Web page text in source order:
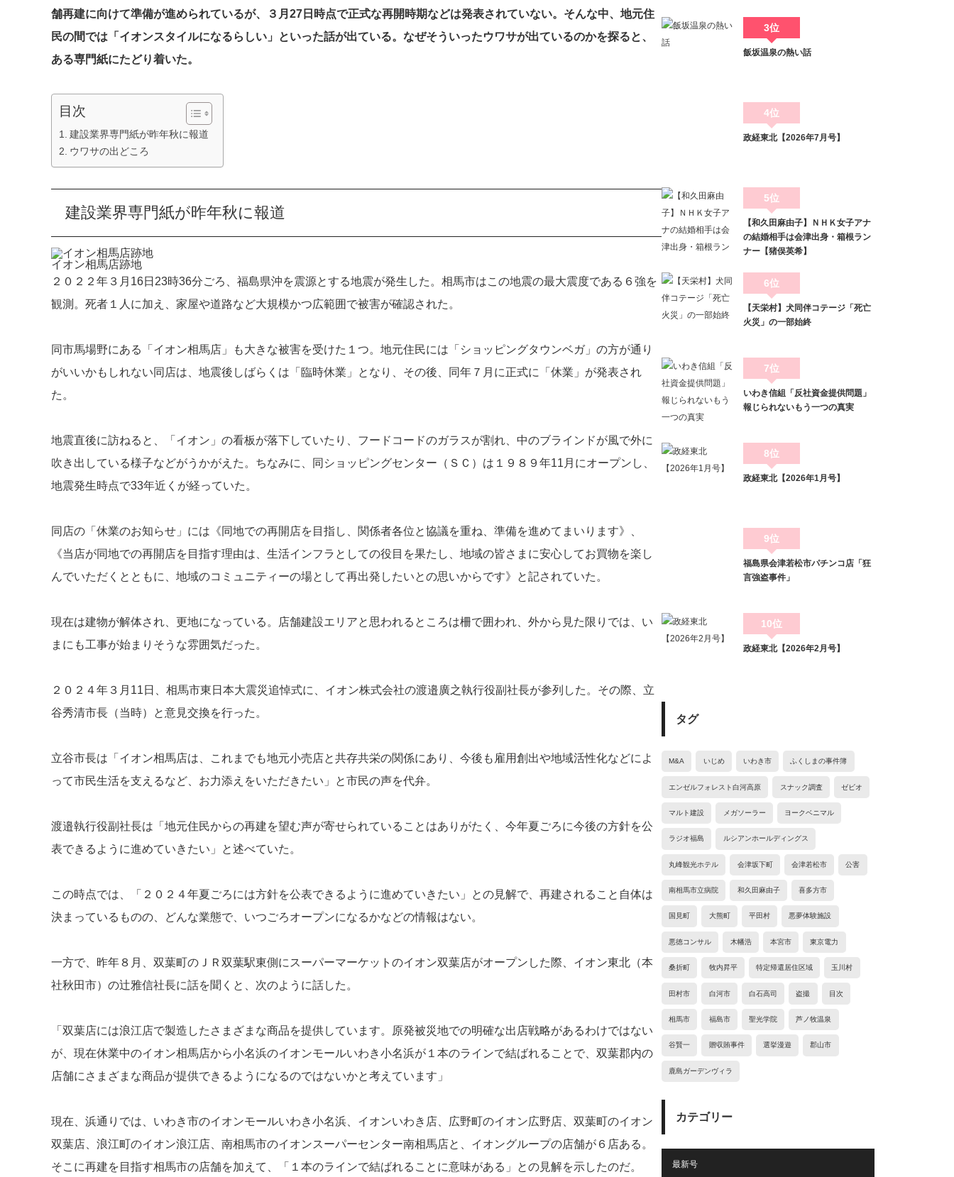
舗再建に向けて準備が進められているが、３月27日時点で正式な再開時期などは発表されていない。そんな中、地元住
民の間では「イオンスタイルになるらしい」といった話が出ている。なぜそういったウワサが出ているのかを探ると、
ある専門紙にたどり着いた。
目次
建設業界専門紙が昨年秋に報道
ウワサの出どころ
建設業界専門紙が昨年秋に報道
イオン相馬店跡地
２０２２年３月16日23時36分ごろ、福島県沖を震源とする地震が発生した。相馬市はこの地震の最大震度である６強を
観測。死者１人に加え、家屋や道路など大規模かつ広範囲で被害が確認された。
同市馬場野にある「イオン相馬店」も大きな被害を受けた１つ。地元住民には「ショッピングタウンベガ」の方が通り
がいいかもしれない同店は、地震後しばらくは「臨時休業」となり、その後、同年７月に正式に「休業」が発表され
た。
地震直後に訪ねると、「イオン」の看板が落下していたり、フードコードのガラスが割れ、中のブラインドが風で外に
吹き出している様子などがうかがえた。ちなみに、同ショッピングセンター（ＳＣ）は１９８９年11月にオープンし、
地震発生時点で33年近くが経っていた。
同店の「休業のお知らせ」には《同地での再開店を目指し、関係者各位と協議を重ね、準備を進めてまいります》、
《当店が同地での再開店を目指す理由は、生活インフラとしての役目を果たし、地域の皆さまに安心してお買物を楽し
んでいただくとともに、地域のコミュニティーの場として再出発したいとの思いからです》と記されていた。
現在は建物が解体され、更地になっている。店舗建設エリアと思われるところは柵で囲われ、外から見た限りでは、い
まにも工事が始まりそうな雰囲気だった。
２０２４年３月11日、相馬市東日本大震災追悼式に、イオン株式会社の渡邉廣之執行役副社長が参列した。その際、立
谷秀清市長（当時）と意見交換を行った。
立谷市長は「イオン相馬店は、これまでも地元小売店と共存共栄の関係にあり、今後も雇用創出や地域活性化などによ
って市民生活を支えるなど、お力添えをいただきたい」と市民の声を代弁。
渡邉執行役副社長は「地元住民からの再建を望む声が寄せられていることはありがたく、今年夏ごろに今後の方針を公
表できるように進めていきたい」と述べていた。
この時点では、「２０２４年夏ごろには方針を公表できるように進めていきたい」との見解で、再建されること自体は
決まっているものの、どんな業態で、いつごろオープンになるかなどの情報はない。
一方で、昨年８月、双葉町のＪＲ双葉駅東側にスーパーマーケットのイオン双葉店がオープンした際、イオン東北（本
社秋田市）の辻雅信社長に話を聞くと、次のように話した。
「双葉店には浪江店で製造したさまざまな商品を提供しています。原発被災地での明確な出店戦略があるわけではない
が、現在休業中のイオン相馬店から小名浜のイオンモールいわき小名浜が１本のラインで結ばれることで、双葉郡内の
店舗にさまざまな商品が提供できるようになるのではないかと考えています」
現在、浜通りでは、いわき市のイオンモールいわき小名浜、イオンいわき店、広野町のイオン広野店、双葉町のイオン
双葉店、浪江町のイオン浪江店、南相馬市のイオンスーパーセンター南相馬店と、イオングループの店舗が６店ある。
そこに再建を目指す相馬市の店舗を加えて、「１本のラインで結ばれることに意味がある」との見解を示したのだ。
3位
飯坂温泉の熱い話
4位
政経東北【2026年7月号】
5位
【和久田麻由子】ＮＨＫ女子アナ
の結婚相手は会津出身・箱根ラン
ナー【猪俣英希】
6位
【天栄村】犬同伴コテージ「死亡
火災」の一部始終
7位
いわき信組「反社資金提供問題」
報じられないもう一つの真実
8位
政経東北【2026年1月号】
9位
福島県会津若松市パチンコ店「狂
言強盗事件」
10位
政経東北【2026年2月号】
タグ
M&A いじめ いわき市 ふくしまの事件簿
エンゼルフォレスト白河高原 スナック調査 ゼビオ
マルト建設 メガソーラー ヨークベニマル
ラジオ福島 ルシアンホールディングス
丸峰観光ホテル 会津坂下町 会津若松市 公害
南相馬市立病院 和久田麻由子 喜多方市
国見町 大熊町 平田村 悪夢体験施設
悪徳コンサル 木幡浩 本宮市 東京電力
桑折町 牧内昇平 特定帰還居住区域 玉川村
田村市 白河市 白石高司 盗撮 目次
相馬市 福島市 聖光学院 芦ノ牧温泉
谷賢一 贈収賄事件 選挙漫遊 郡山市
鹿島ガーデンヴィラ
カテゴリー
最新号